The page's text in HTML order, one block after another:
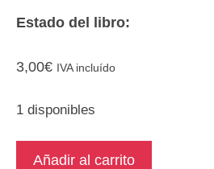
Estado del libro:
3,00€ IVA incluído
1 disponibles
Exégesis.
Añadir al carrito